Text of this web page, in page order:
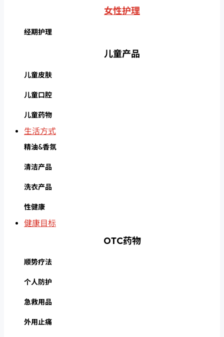
女性护理
经期护理
儿童产品
儿童皮肤
儿童口腔
儿童药物
生活方式
精油&香氛
清洁产品
洗衣产品
性健康
健康目标
OTC药物
顺势疗法
个人防护
急救用品
外用止痛